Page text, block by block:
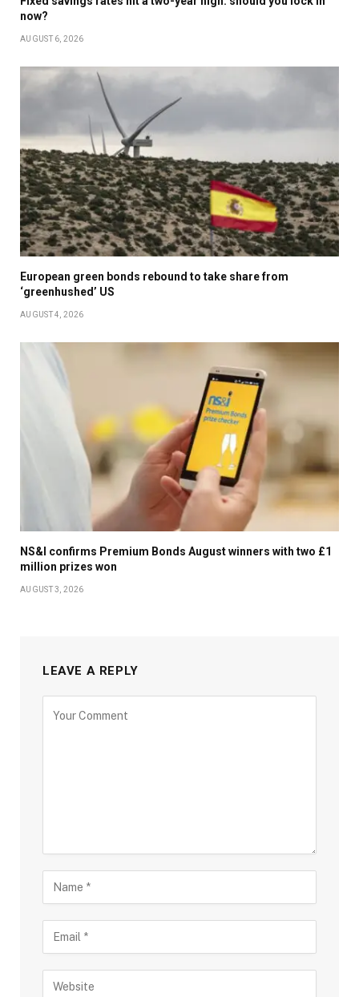
now?
AUGUST 6, 2026
European green bonds rebound to take share from
‘greenhushed’ US
AUGUST 4, 2026
NS&I confirms Premium Bonds August winners with two £1
million prizes won
AUGUST 3, 2026
LEAVE A REPLY